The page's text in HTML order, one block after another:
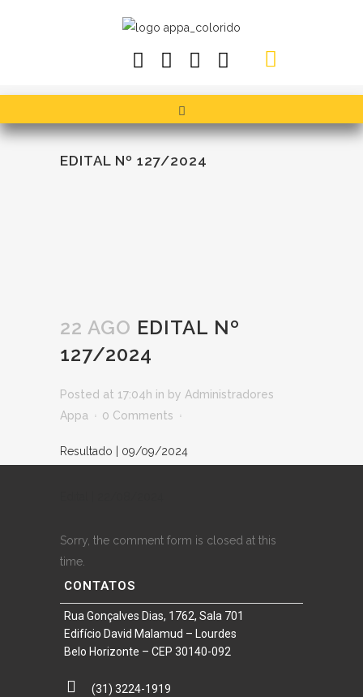
EDITAL Nº 127/2024
22 AGO EDITAL Nº
127/2024
Posted at 17:04h in by Administradores
Appa
0 Comments
Resultado | 09/09/2024
Sorry, the comment form is closed at this
time.
CONTATOS
Rua Gonçalves Dias, 1762, Sala 701
Edifício David Malamud – Lourdes
Belo Horizonte – CEP 30140-092
(31) 3224-1919